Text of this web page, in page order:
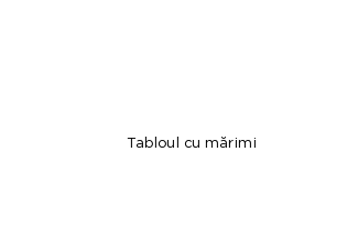
Tabloul cu mărimi